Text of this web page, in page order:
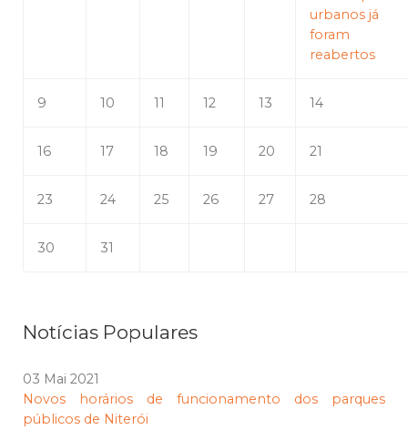
urbanos já
foram
reabertos
9 10 11 12 13 14
16 17 18 19 20 21
23 24 25 26 27 28
30 31
Notícias Populares
03 Mai 2021
Novos horários de funcionamento dos parques
públicos de Niterói